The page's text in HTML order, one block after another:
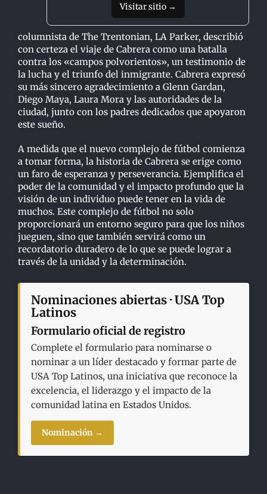
Visitar sitio →
columnista de The Trentonian, LA Parker, describió
con certeza el viaje de Cabrera como una batalla
contra los «campos polvorientos», un testimonio de
la lucha y el triunfo del inmigrante. Cabrera expresó
su más sincero agradecimiento a Glenn Gardan,
Diego Maya, Laura Mora y las autoridades de la
ciudad, junto con los padres dedicados que apoyaron
este sueño.
A medida que el nuevo complejo de fútbol comienza
a tomar forma, la historia de Cabrera se erige como
un faro de esperanza y perseverancia. Ejemplifica el
poder de la comunidad y el impacto profundo que la
visión de un individuo puede tener en la vida de
muchos. Este complejo de fútbol no solo
proporcionará un entorno seguro para que los niños
jueguen, sino que también servirá como un
recordatorio duradero de lo que se puede lograr a
través de la unidad y la determinación.
Nominaciones abiertas · USA Top
Latinos
Formulario oficial de registro
Complete el formulario para nominarse o
nominar a un líder destacado y formar parte de
USA Top Latinos, una iniciativa que reconoce la
excelencia, el liderazgo y el impacto de la
comunidad latina en Estados Unidos.
Nominación →